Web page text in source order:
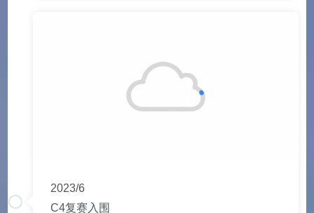
2023/6
C4复赛入围